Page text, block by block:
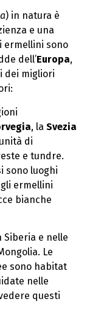
) in natura è
e una
ermellini sono
dell’Europa,
dei migliori
, la Svezia
di
e tundre.
sono luoghi
ermellini
bianche
Siberia e nelle
Le
sono habitat
nelle
questi